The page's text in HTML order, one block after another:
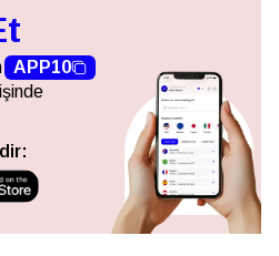
APP10